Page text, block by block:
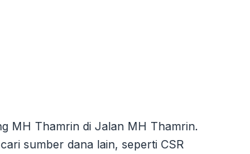
MH Thamrin di Jalan MH Thamrin.
sumber dana lain, seperti CSR